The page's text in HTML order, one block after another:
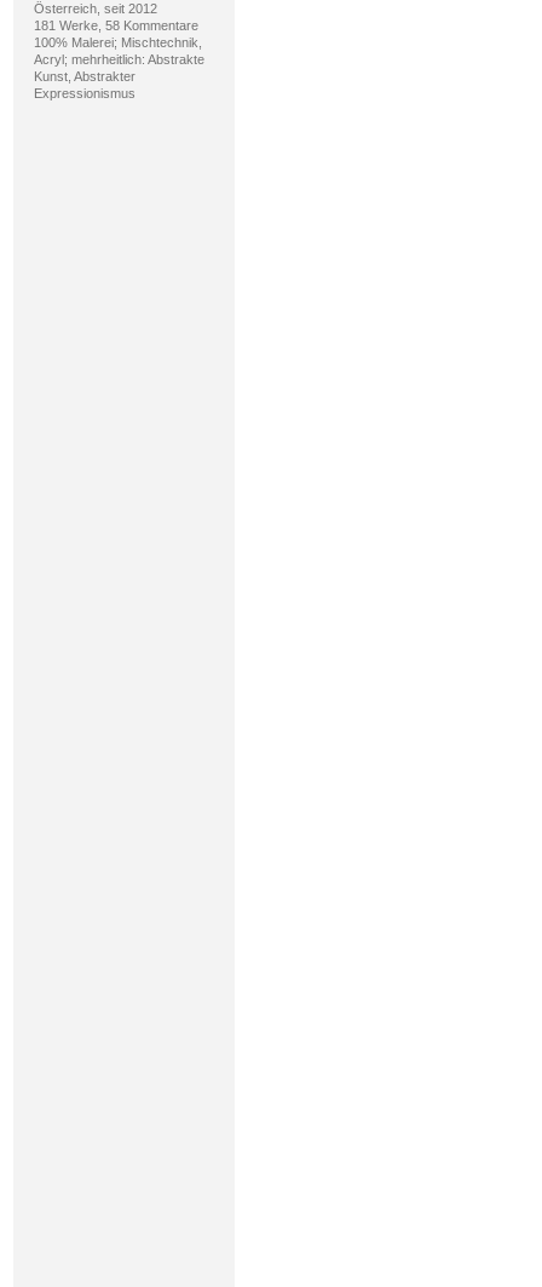
Österreich, seit 2012
181 Werke, 58 Kommentare
100% Malerei; Mischtechnik,
Acryl; mehrheitlich: Abstrakte
Kunst, Abstrakter
Expressionismus